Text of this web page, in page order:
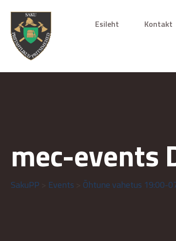
Esileht Kontakt
mec-events
SakuPP Events Õhtune vahetus 19:00-